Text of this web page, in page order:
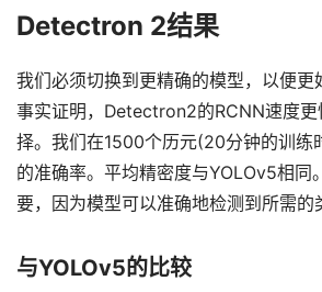
Detectron 2结果
我们必须切换到更精确的模型，以便更
事实证明，Detectron2的RCNN速度更
择。我们在1500个历元(20分钟的训练
的准确率。平均精密度与YOLOv5相同
要，因为模型可以准确地检测到所需的
与YOLOv5的比较